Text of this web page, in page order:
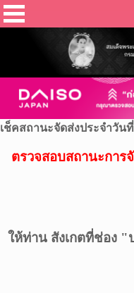
เช็คสถานะจัดส่งประจำวัน
ตรวจสอบสถานะการ
ให้ท่าน สังเกตที่ช่อง "